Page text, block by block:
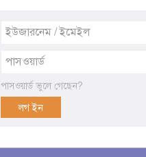
পাসওয়ার্ড ভুলে গেছেন?